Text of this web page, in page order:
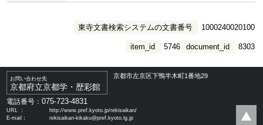
東寺文書検索システムの文書番号 1000240020100
document_id 8303
item_id 5746
お問い合わせ先
京都府立京都学・歴彩館
京都市左京区下鴨半木町1番地29
電話番号：075-723-4831
URL ：
http://www.pref.kyoto.jp/rekisaikan/
E-mail：
rekisaikan-kikaku@pref.kyoto.lg.jp